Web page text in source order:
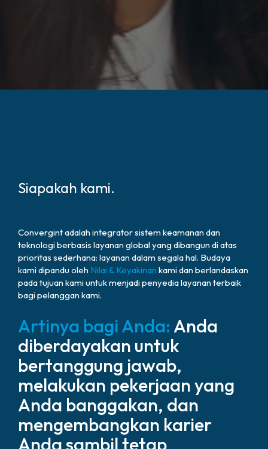
Siapakah kami.
Convergint adalah integrator sistem keamanan dan
teknologi berbasis layanan global yang dibangun di atas
prioritas sederhana: layanan dalam segala hal. Budaya
kami dipandu oleh Nilai & Keyakinan kami dan berlandaskan
pada tujuan kami untuk menjadi penyedia layanan terbaik
bagi pelanggan kami.
Artinya bagi Anda: Anda
diberdayakan untuk
bertanggung jawab,
melakukan pekerjaan yang
Anda banggakan, dan
mengembangkan karier
Anda sambil tetap